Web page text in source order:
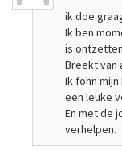
ik doe
Ik ben
is
Breekt van
Ik fohn
een leuke
En met de
verhelpen.